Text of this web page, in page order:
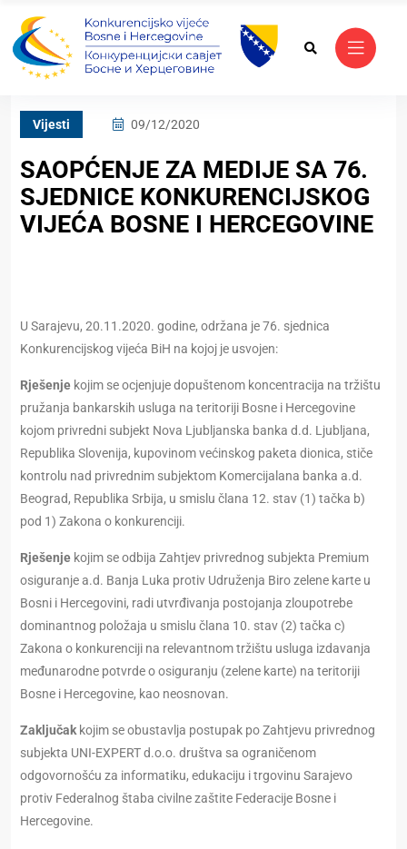
Vijesti 09/12/2020
SAOPĆENJE ZA MEDIJE SA 76.
SJEDNICE KONKURENCIJSKOG
VIJEĆA BOSNE I HERCEGOVINE
U Sarajevu, 20.11.2020. godine, održana je 76. sjednica
Konkurencijskog vijeća BiH na kojoj je usvojen:
Rješenje kojim se ocjenjuje dopuštenom koncentracija na tržištu
pružanja bankarskih usluga na teritoriji Bosne i Hercegovine
kojom privredni subjekt Nova Ljubljanska banka d.d. Ljubljana,
Republika Slovenija, kupovinom većinskog paketa dionica, stiče
kontrolu nad privrednim subjektom Komercijalana banka a.d.
Beograd, Republika Srbija, u smislu člana 12. stav (1) tačka b)
pod 1) Zakona o konkurenciji.
Rješenje kojim se odbija Zahtjev privrednog subjekta Premium
osiguranje a.d. Banja Luka protiv Udruženja Biro zelene karte u
Bosni i Hercegovini, radi utvrđivanja postojanja zloupotrebe
dominantnog položaja u smislu člana 10. stav (2) tačka c)
Zakona o konkurenciji na relevantnom tržištu usluga izdavanja
međunarodne potvrde o osiguranju (zelene karte) na teritoriji
Bosne i Hercegovine, kao neosnovan.
Zaključak kojim se obustavlja postupak po Zahtjevu privrednog
subjekta UNI-EXPERT d.o.o. društva sa ograničenom
odgovornošću za informatiku, edukaciju i trgovinu Sarajevo
protiv Federalnog štaba civilne zaštite Federacije Bosne i
Hercegovine.